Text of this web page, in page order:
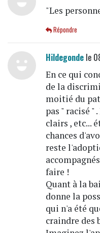
"Les
Répondre
Hildegondele
En ce qui
de la
moitié du
pas " racisé "
clairs , etc...
chances
reste
faire !
Quant à la
donne la
qui n'a été
craindre des